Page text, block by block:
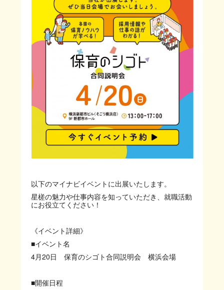
以下のマイナビイベントに出展いたします。
星槎の魅力や仕事内容を知っていただき、就職活動
にお役立てください！
《イベント詳細》
■イベント名
4月20日 保育のシゴト合同説明会 横浜会場
■開催日程